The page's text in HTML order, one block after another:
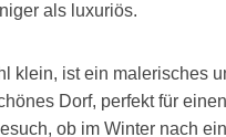
als luxuriös.
klein, ist ein malerisches
Dorf, perfekt für einen
ob im Winter nach